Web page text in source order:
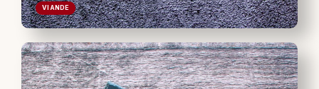
VIANDE